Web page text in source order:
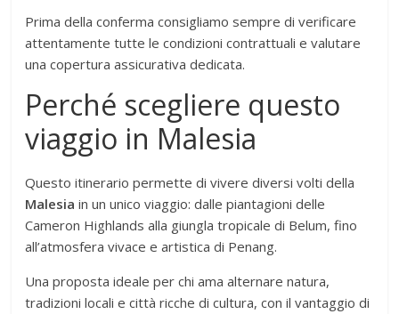
Prima della conferma consigliamo sempre di verificare
attentamente tutte le condizioni contrattuali e valutare
una copertura assicurativa dedicata.
Perché scegliere questo
viaggio in Malesia
Questo itinerario permette di vivere diversi volti della
Malesia in un unico viaggio: dalle piantagioni delle
Cameron Highlands alla giungla tropicale di Belum, fino
all’atmosfera vivace e artistica di Penang.
Una proposta ideale per chi ama alternare natura,
tradizioni locali e città ricche di cultura, con il vantaggio di